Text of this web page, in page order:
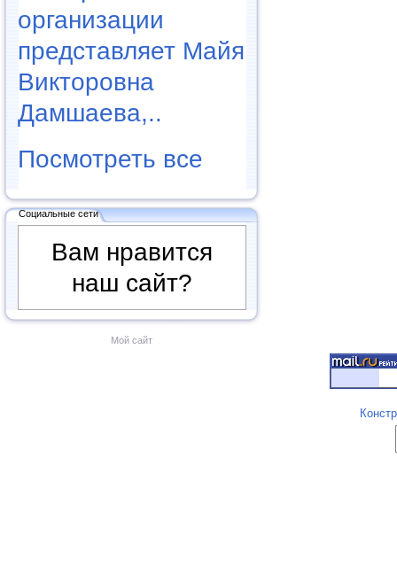
организации
представляет Майя
Викторовна
Дамшаева,..
Посмотреть все
Социальные сети
Вам нравится
наш сайт?
Мой сайт